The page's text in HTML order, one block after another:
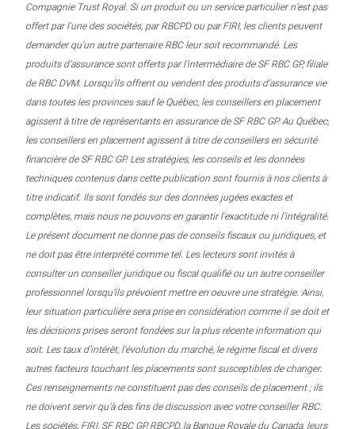
Compagnie Trust Royal. Si un produit ou un service particulier n’est pas
offert par l’une des sociétés, par RBCPD ou par FIRI, les clients peuvent
demander qu’un autre partenaire RBC leur soit recommandé. Les
produits d’assurance sont offerts par l’intermédiaire de SF RBC GP, filiale
de RBC DVM. Lorsqu’ils offrent ou vendent des produits d’assurance vie
dans toutes les provinces sauf le Québec, les conseillers en placement
agissent à titre de représentants en assurance de SF RBC GP. Au Québec,
les conseillers en placement agissent à titre de conseillers en sécurité
financière de SF RBC GP. Les stratégies, les conseils et les données
techniques contenus dans cette publication sont fournis à nos clients à
titre indicatif. Ils sont fondés sur des données jugées exactes et
complètes, mais nous ne pouvons en garantir l’exactitude ni l’intégralité.
Le présent document ne donne pas de conseils fiscaux ou juridiques, et
ne doit pas être interprété comme tel. Les lecteurs sont invités à
consulter un conseiller juridique ou fiscal qualifié ou un autre conseiller
professionnel lorsqu’ils prévoient mettre en oeuvre une stratégie. Ainsi,
leur situation particulière sera prise en considération comme il se doit et
les décisions prises seront fondées sur la plus récente information qui
soit. Les taux d’intérêt, l’évolution du marché, le régime fiscal et divers
autres facteurs touchant les placements sont susceptibles de changer.
Ces renseignements ne constituent pas des conseils de placement ; ils
ne doivent servir qu’à des fins de discussion avec votre conseiller RBC.
Les sociétés, FIRI, SF RBC GP, RBCPD, la Banque Royale du Canada, leurs